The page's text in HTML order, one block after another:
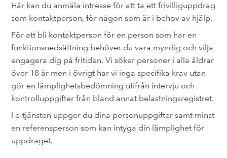
Här kan du anmäla intresse för att ta ett frivilliguppdrag
som kontaktperson, för någon som är i behov av hjälp.
För att bli kontaktperson för en person som har en
funktionsnedsättning behöver du vara myndig och vilja
engagera dig på fritiden. Vi söker personer i alla åldrar
över 18 år men i övrigt har vi inga specifika krav utan
gör en lämplighetsbedömning utifrån intervju och
kontrolluppgifter från bland annat belastningsregistret.
I e-tjänsten uppger du dina personuppgifter samt minst
en referensperson som kan intyga din lämplighet för
uppdraget.